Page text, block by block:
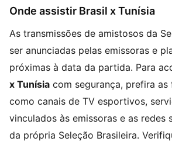
Onde assistir Brasil x Tunísia
As transmissões de amistosos da
ser anunciadas pelas emissoras e
próximas à data da partida. Para
x Tunísia com segurança, prefira
como canais de TV esportivos,
vinculados às emissoras e as redes
da própria Seleção Brasileira.